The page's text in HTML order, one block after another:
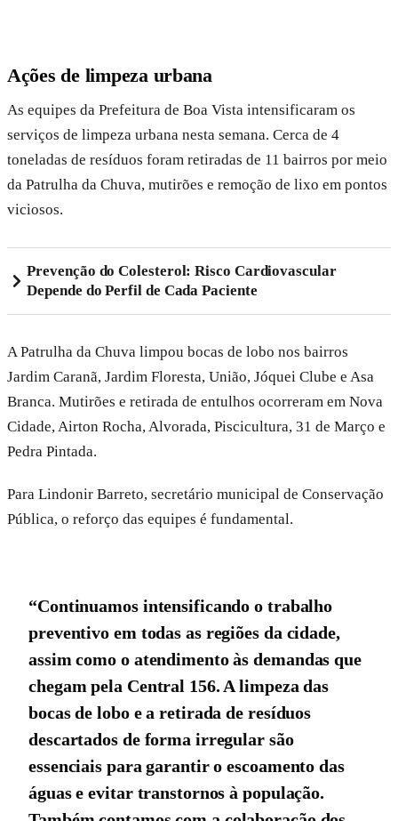
Ações de limpeza urbana
As equipes da Prefeitura de Boa Vista intensificaram os
serviços de limpeza urbana nesta semana. Cerca de 4
toneladas de resíduos foram retiradas de 11 bairros por meio
da Patrulha da Chuva, mutirões e remoção de lixo em pontos
viciosos.
Prevenção do Colesterol: Risco Cardiovascular
Depende do Perfil de Cada Paciente
A Patrulha da Chuva limpou bocas de lobo nos bairros
Jardim Caranã, Jardim Floresta, União, Jóquei Clube e Asa
Branca. Mutirões e retirada de entulhos ocorreram em Nova
Cidade, Airton Rocha, Alvorada, Piscicultura, 31 de Março e
Pedra Pintada.
Para Lindonir Barreto, secretário municipal de Conservação
Pública, o reforço das equipes é fundamental.
“Continuamos intensificando o trabalho
preventivo em todas as regiões da cidade,
assim como o atendimento às demandas que
chegam pela Central 156. A limpeza das
bocas de lobo e a retirada de resíduos
descartados de forma irregular são
essenciais para garantir o escoamento das
águas e evitar transtornos à população.